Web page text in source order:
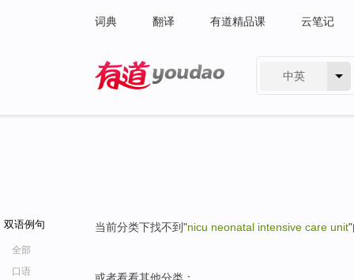
词典 翻译 有道精品课 云笔记
中英
双语例句
全部
口语
当前分类下找不到"nicu neonatal intensive care unit